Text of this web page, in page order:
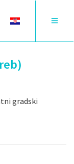
Toggle
Toggle
gradski